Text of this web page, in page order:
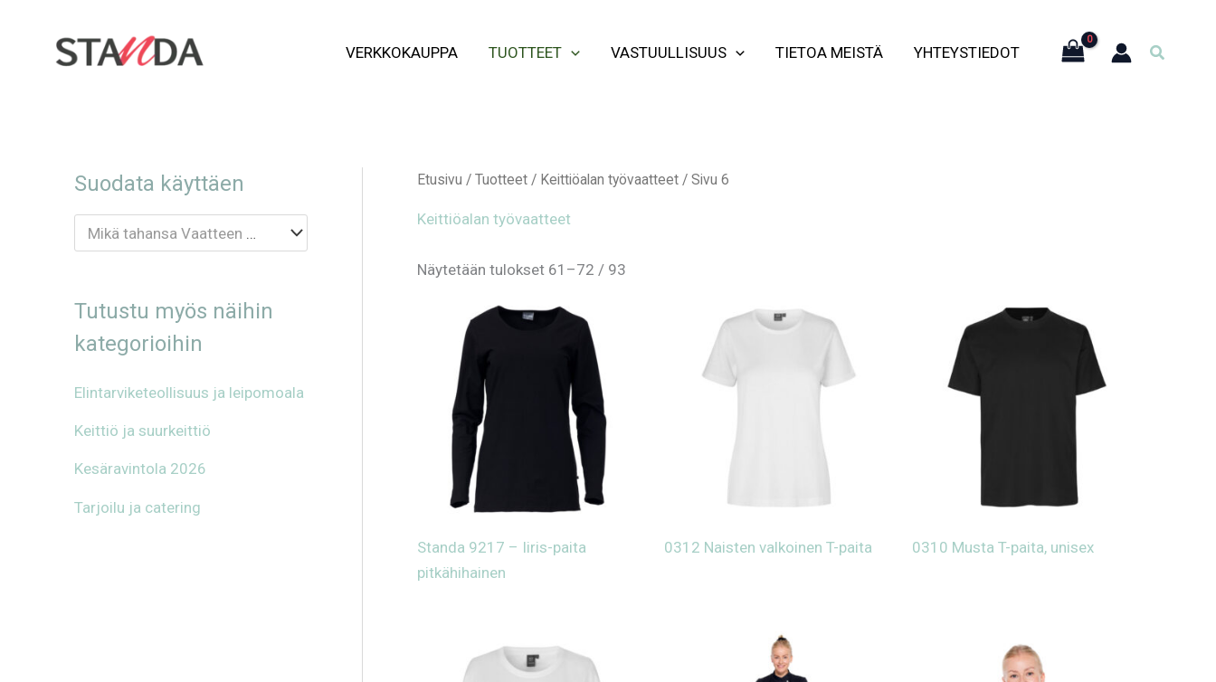
sisältöön
VERKKOKAUPPA TUOTTEET VASTUULLISUUS TIETOA MEISTÄ YHTEYSTIEDOT Hae
Suodata käyttäen
Mikä tahansa Vaatteen tyyppi
Tutustu myös näihin
kategorioihin
Elintarvike­teollisuus ja leipomoala
Keittiö ja suurkeittiö
Kesäravintola 2026
Tarjoilu ja catering
Etusivu / Tuotteet/ Keittiöalan työvaatteet/ Sivu 6
Keittiöalan työvaatteet
Näytetään tulokset 61–72 / 93
Standa 9217 – Iiris-paita
pitkähihainen
0312 Naisten valkoinen T-paita 0310 Musta T-paita, unisex